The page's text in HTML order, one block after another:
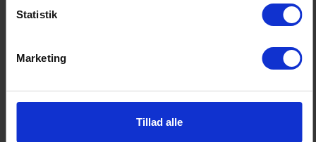
Statistik
Marketing
Tillad alle